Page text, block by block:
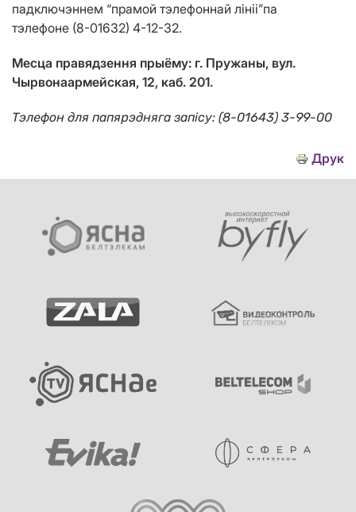
падключэннем “прамой тэлефоннай лініі”па
тэлефоне (8-01632) 4-12-32.
Месца правядзення прыёму: г. Пружаны, вул.
Чырвонаармейская, 12, каб. 201.
Тэлефон для папярэдняга запісу: (8-01643) 3-99-00
Друк